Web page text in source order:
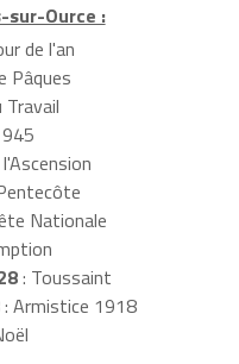
sur-Ource :
de l'an
Pâques
Travail
Nationale
: Toussaint
: Armistice 1918